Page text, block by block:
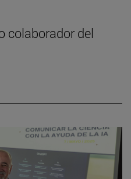
colaborador del